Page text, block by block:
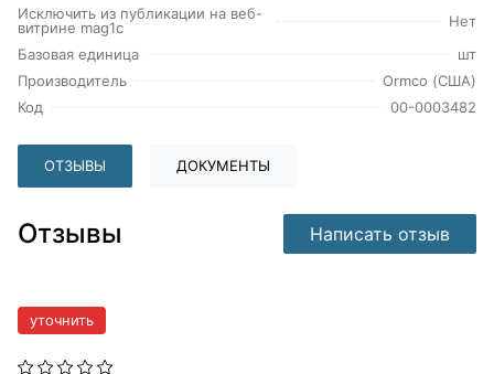
Исключить из публикации на веб-
витрине mag1c
Нет
Базовая единица
шт
Производитель
Ormco (США)
Код
00-0003482
ОТЗЫВЫ ДОКУМЕНТЫ
Отзывы Написать отзыв
уточнить